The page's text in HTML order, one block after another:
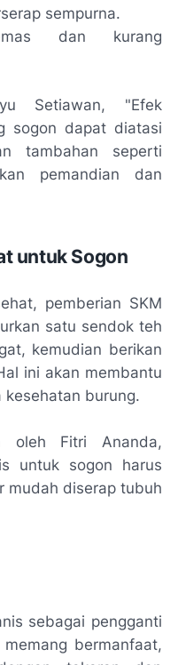
sempurna.
dan kurang
Setiawan, "Efek
sogon dapat diatasi
tambahan seperti
pemandian dan
untuk Sogon
pemberian SKM
satu sendok teh
kemudian berikan
ini akan membantu
burung.
oleh Fitri Ananda,
untuk sogon harus
mudah diserap tubuh
sebagai pengganti
bermanfaat,